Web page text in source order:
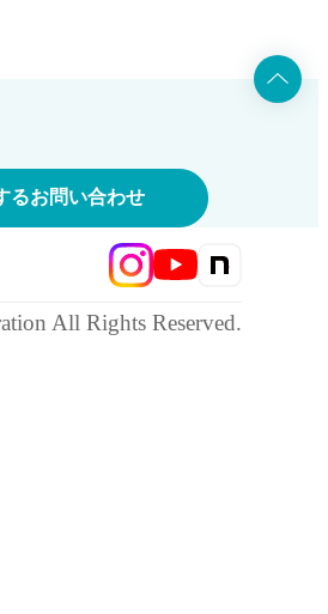
るお問い合わせ
All Rights Reserved.